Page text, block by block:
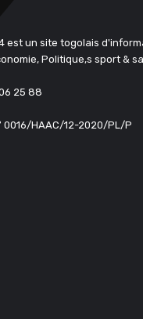
est un site togolais
Politique,s sport &
25 88
0016/HAAC/12-2020/PL/P